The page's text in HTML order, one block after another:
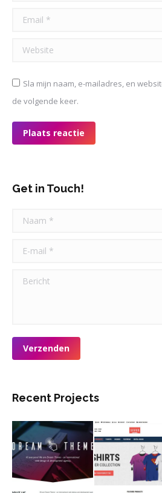
Email *
Website
Sla mijn naam, e-mailadres, en
de volgende keer.
Plaats reactie
Get in Touch!
Naam *
E-mail *
Bericht
Verzenden
Recent Projects